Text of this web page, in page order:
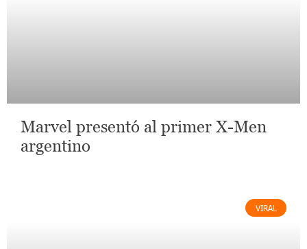
Marvel presentó al primer X-Men
argentino
VIRAL